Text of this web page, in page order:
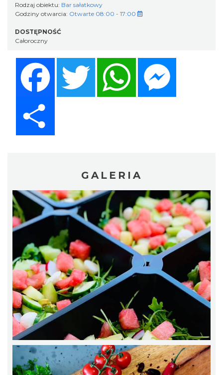
Rodzaj obiektu: Bar sałatkowy
Godziny otwarcia: Otwarte 08:00 - 17:00
DOSTĘPNOŚĆ
Całoroczny
Twitter WhatsApp
GALERIA